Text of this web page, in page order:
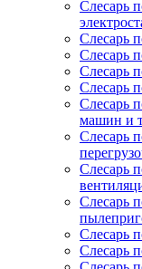
Слесарь
Слесарь
Слесарь
Слесарь
Слесарь
Слесарь
машин и
Слесарь
Слесарь
Слесарь
Слесарь
Слесарь